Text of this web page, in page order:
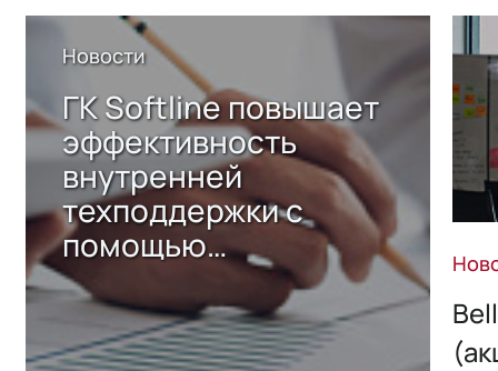
Новости
ГК Softline повышает
эффективность
внутренней
техподдержки с
помощью
собственного ИИ-
сервиса